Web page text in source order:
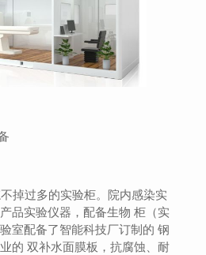
掉过多的实验柜。院内感染实
品实验仪器，配备生物 柜（实
室配备了智能科技厂订制的 钢
的 双补水面膜板，抗腐蚀、耐